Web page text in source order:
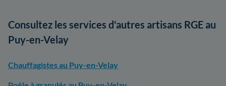
Consultez les services d'autres artisans RGE au
Puy-en-Velay
Chauffagistes au Puy-en-Velay